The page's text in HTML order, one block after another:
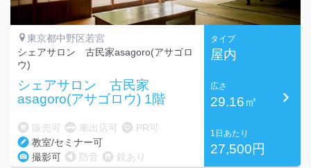
東京都中野区若宮
シェアサロン 古民家asagoro(アサゴロ
ウ)
シェアサロン 古民家
asagoro(アサゴロウ) 1階
販売可 車出店可
PR可
教室/セミナー可
撮影可
防音 鏡あり
タイプ
屋内
広さ
29.16㎡
1日あたり
27,500円